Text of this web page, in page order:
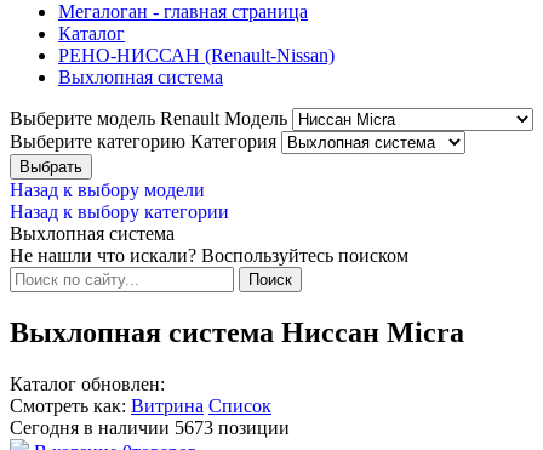
Мегалоган - главная страница
Каталог
РЕНО-НИССАН (Renault-Nissan)
Выхлопная система
Выберите модель Renault Модель
Выберите категорию Категория
Назад к выбору модели
Назад к выбору категории
Выхлопная система
Не нашли что искали? Воспользуйтесь поиском
Выхлопная система Ниссан Micra
Каталог обновлен:
Смотреть как: Витрина Список
Сегодня в наличии 5673 позиции